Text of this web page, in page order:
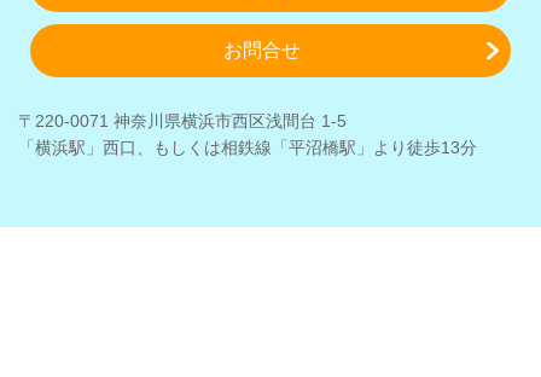
お問合せ
〒220-0071 神奈川県横浜市西区浅間台 1-5
「横浜駅」西口、もしくは相鉄線「平沼橋駅」より徒歩13分